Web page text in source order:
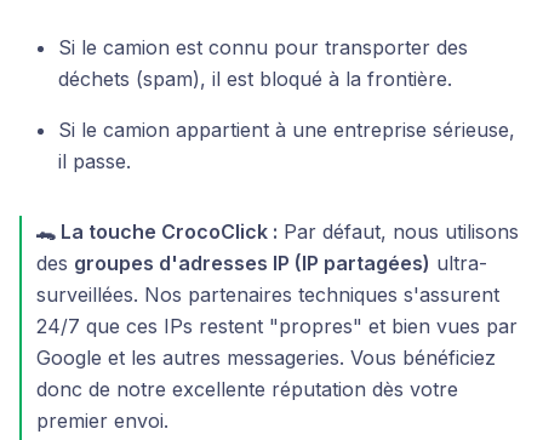
Si le camion est connu pour transporter des
déchets (spam), il est bloqué à la frontière.
Si le camion appartient à une entreprise sérieuse,
il passe.
🐊 La touche CrocoClick : Par défaut, nous utilisons
des groupes d'adresses IP (IP partagées) ultra-
surveillées. Nos partenaires techniques s'assurent
24/7 que ces IPs restent "propres" et bien vues par
Google et les autres messageries. Vous bénéficiez
donc de notre excellente réputation dès votre
premier envoi.